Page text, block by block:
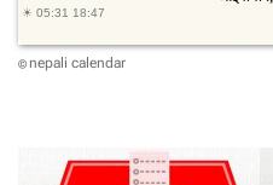
© nepali calendar